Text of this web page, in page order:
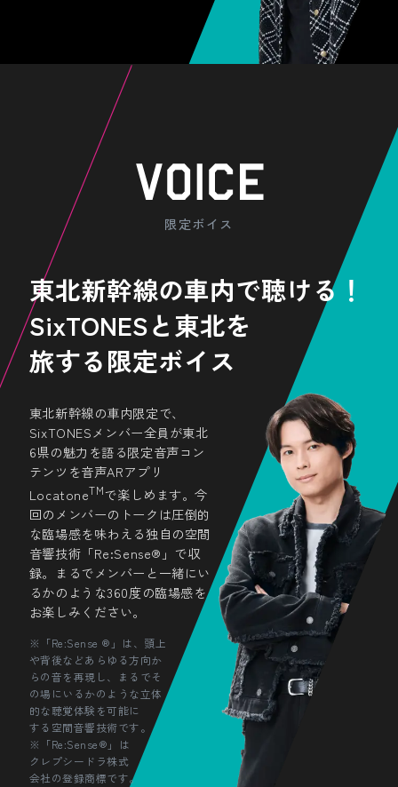
限定ボイス
東北新幹線の車内で聴ける！
SixTONESと東北を
旅する限定ボイス
東北新幹線の車内限定で、
SixTONESメンバー全員が東北
6県の魅力を語る限定音声コン
テンツを音声ARアプリ
LocatoneTMで楽しめます。今
回のメンバーのトークは圧倒的
な臨場感を味わえる独自の空間
音響技術「Re:Sense®」で収
録。まるでメンバーと一緒にい
るかのような360度の臨場感を
お楽しみください。
※「Re:Sense ®」は、頭上
や背後などあらゆる方向か
らの音を再現し、まるでそ
の場にいるかのような立体
的な聴覚体験を可能に
する空間音響技術です。
※「Re:Sense®」は
クレプシードラ株式
会社の登録商標です。